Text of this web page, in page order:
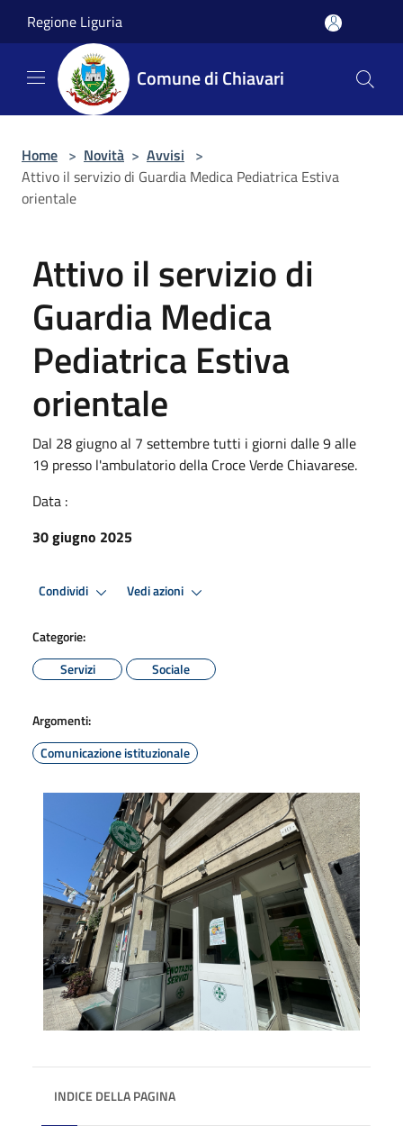
Regione Liguria
Comune di Chiavari
Home > Novità > Avvisi >
Attivo il servizio di Guardia Medica Pediatrica Estiva
orientale
Attivo il servizio di
Guardia Medica
Pediatrica Estiva
orientale
Dal 28 giugno al 7 settembre tutti i giorni dalle 9 alle
19 presso l'ambulatorio della Croce Verde Chiavarese.
Data :
30 giugno 2025
Condividi Vedi azioni
Categorie:
Servizi
Sociale
Argomenti:
Comunicazione istituzionale
INDICE DELLA PAGINA